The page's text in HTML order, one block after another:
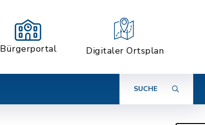
Bürgerportal Digitaler Ortsplan
SUCHE